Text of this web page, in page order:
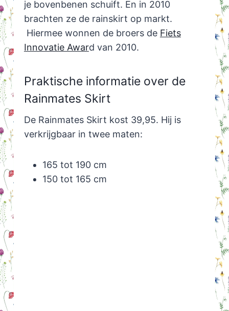
je bovenbenen schuift. En in 2010
brachten ze de rainskirt op markt.
Hiermee wonnen de broers de Fiets
Innovatie Award van 2010.
Praktische informatie over de
Rainmates Skirt
De Rainmates Skirt kost 39,95. Hij is
verkrijgbaar in twee maten:
165 tot 190 cm
150 tot 165 cm